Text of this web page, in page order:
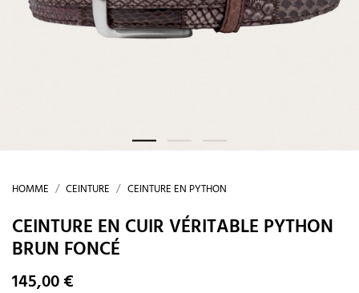
HOMME CEINTURE CEINTURE EN PYTHON
CEINTURE EN CUIR VÉRITABLE PYTHON
BRUN FONCÉ
145,00 €